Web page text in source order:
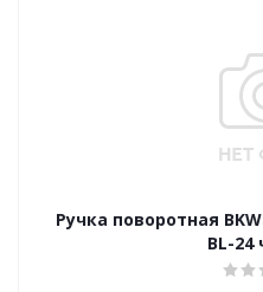
Ручка поворотная
BL-24